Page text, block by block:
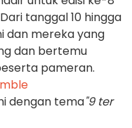
tanggal 10 hingga
dan mereka yang
dan bertemu
pameran.
dengan tema"9 ter